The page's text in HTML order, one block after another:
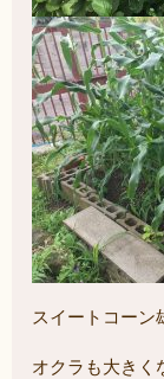
スイートコーン
オクラも大きく